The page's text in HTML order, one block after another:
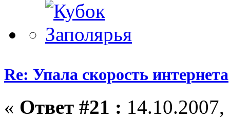
Re: Упала скорость интернета
« Ответ #21 :